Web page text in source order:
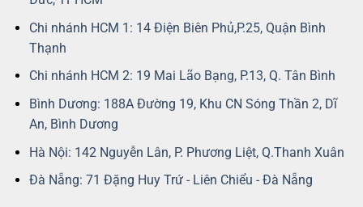
Chi nhánh HCM 1: 14 Điện Biên Phủ,P.25, Quận Bình
Thạnh
Chi nhánh HCM 2: 19 Mai Lão Bạng, P.13, Q. Tân Bình
Bình Dương: 188A Đường 19, Khu CN Sóng Thần 2, Dĩ
An, Bình Dương
Hà Nội: 142 Nguyễn Lân, P. Phương Liệt, Q.Thanh Xuân
Đà Nẵng: 71 Đặng Huy Trứ - Liên Chiểu - Đà Nẵng